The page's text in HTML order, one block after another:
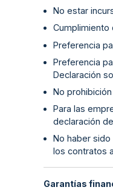
No estar
Cumplimiento
Preferencia
Preferencia
Declaración
No
Para las
declaración
No haber
los contratos
Garantías